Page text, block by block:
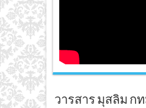
วารสาร มุสลิม ก